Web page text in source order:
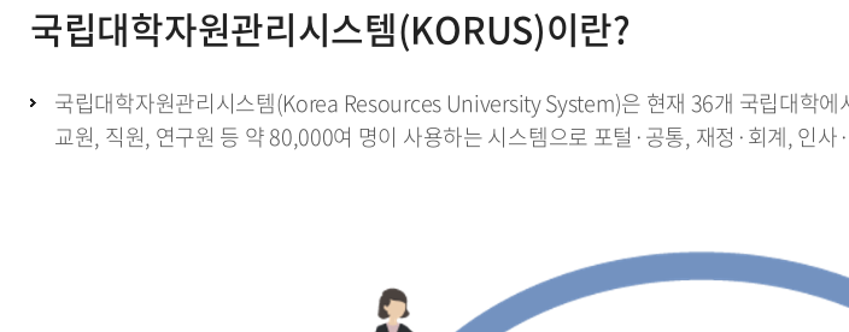
국립대학자원관리시스템(KORUS)이란?
국립대학자원관리시스템(Korea Resources University System)은 현재 36개 국립대학
교원, 직원, 연구원 등 약 80,000여 명이 사용하는 시스템으로 포털·공통, 재정·회계, 인